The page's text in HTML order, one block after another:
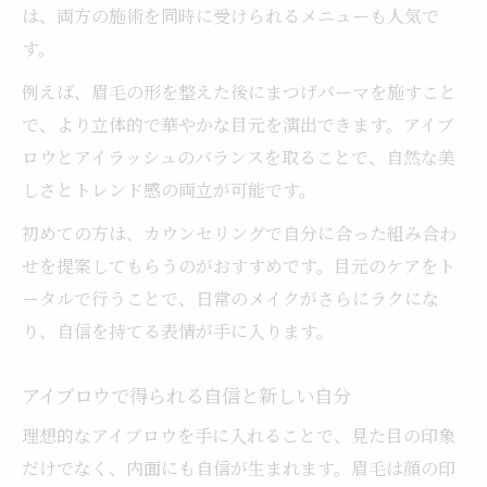
は、両方の施術を同時に受けられるメニューも人気で
す。
例えば、眉毛の形を整えた後にまつげパーマを施すこと
で、より立体的で華やかな目元を演出できます。アイブ
ロウとアイラッシュのバランスを取ることで、自然な美
しさとトレンド感の両立が可能です。
初めての方は、カウンセリングで自分に合った組み合わ
せを提案してもらうのがおすすめです。目元のケアをト
ータルで行うことで、日常のメイクがさらにラクにな
り、自信を持てる表情が手に入ります。
アイブロウで得られる自信と新しい自分
理想的なアイブロウを手に入れることで、見た目の印象
だけでなく、内面にも自信が生まれます。眉毛は顔の印